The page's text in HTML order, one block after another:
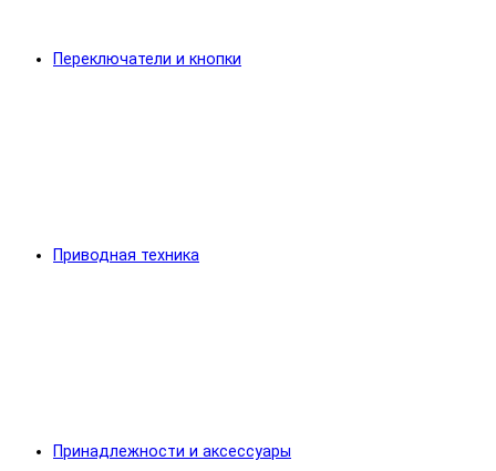
Переключатели и кнопки
Приводная техника
Принадлежности и аксессуары